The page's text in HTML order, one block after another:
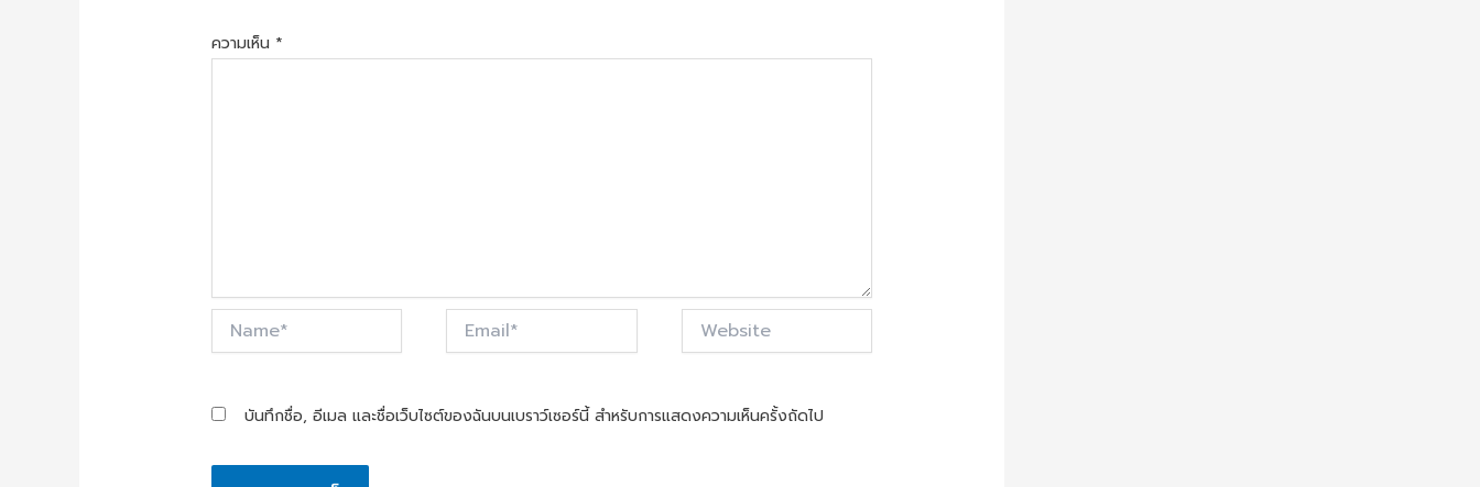
ความเห็น *
Name* Email* Website
บันทึกชื่อ, อีเมล และชื่อเว็บไซต์ของฉันบนเบราว์เซอร์นี้ สำหรับการแสดงความเห็นครั้งถัดไป